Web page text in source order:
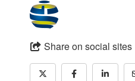
Share on social sites